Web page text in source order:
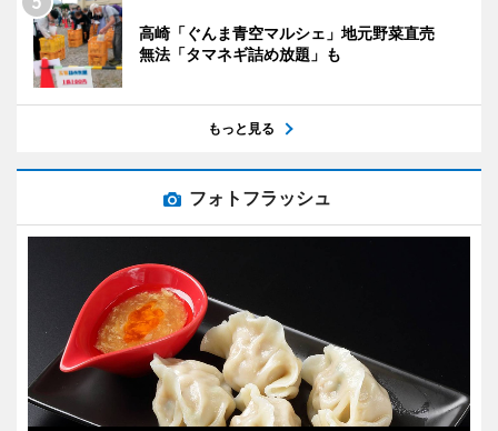
高崎「ぐんま青空マルシェ」地元野菜直売
無法「タマネギ詰め放題」も
もっと見る
フォトフラッシュ